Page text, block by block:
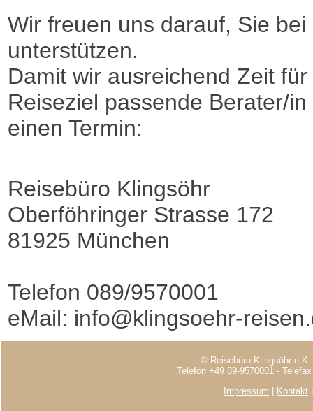
Wir freuen uns darauf, Sie
unterstützen.
Damit wir ausreichend Zeit
Reiseziel passende Berater/
einen Termin:
Reisebüro Klingsöhr
Oberföhringer Strasse 172
81925 München
Telefon 089/9570001
eMail: info@klingsoehr-
© Reisebüro Klingsöhr
Telefon +49 89-9570001 -
Impressum | Kontakt